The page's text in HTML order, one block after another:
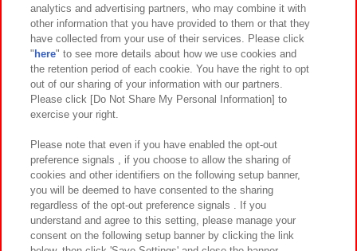
関連会社 サステナビリティ サイトポリシー
プライバシーポリシー ウェブアクセシビリティ方針と検証結果
お取引先さまとともに
カスタマーハラスメント対応方針 よくあるご質問・お問い合わせ
analytics and advertising partners, who may combine it with
other information that you have provided to them or that they
have collected from your use of their services. Please click
" here" to see more details about how we use cookies and
the retention period of each cookie. You have the right to opt
out of our sharing of your information with our partners.
Please click [Do Not Share My Personal Information] to
exercise your right.
Please note that even if you have enabled the opt-out
preference signals , if you choose to allow the sharing of
cookies and other identifiers on the following setup banner,
you will be deemed to have consented to the sharing
regardless of the opt-out preference signals . If you
understand and agree to this setting, please manage your
consent on the following setup banner by clicking the link